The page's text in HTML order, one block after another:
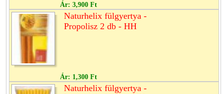
Ár: 3,900 Ft
Naturhelix fülgyertya -
Propolisz 2 db - HH
Ár: 1,300 Ft
Naturhelix fülgyertya -